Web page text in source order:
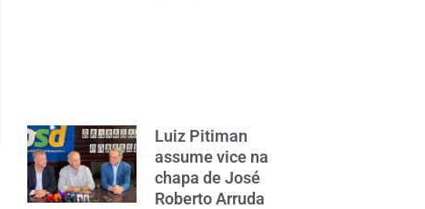
Luiz Pitiman
assume vice na
chapa de José
Roberto Arruda